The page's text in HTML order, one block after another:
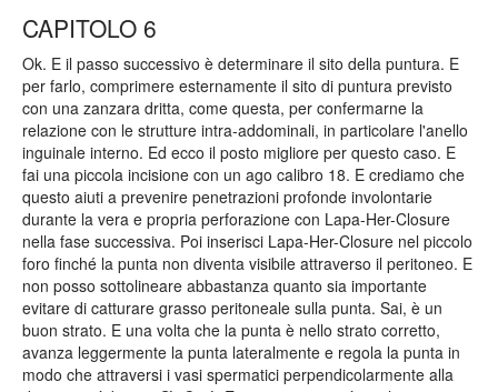
CAPITOLO 6
Ok. E il passo successivo è determinare il sito della puntura. E
per farlo, comprimere esternamente il sito di puntura previsto
con una zanzara dritta, come questa, per confermarne la
relazione con le strutture intra-addominali, in particolare l'anello
inguinale interno. Ed ecco il posto migliore per questo caso. E
fai una piccola incisione con un ago calibro 18. E crediamo che
questo aiuti a prevenire penetrazioni profonde involontarie
durante la vera e propria perforazione con Lapa-Her-Closure
nella fase successiva. Poi inserisci Lapa-Her-Closure nel piccolo
foro finché la punta non diventa visibile attraverso il peritoneo. E
non posso sottolineare abbastanza quanto sia importante
evitare di catturare grasso peritoneale sulla punta. Sai, è un
buon strato. E una volta che la punta è nello strato corretto,
avanza leggermente la punta lateralmente e regola la punta in
modo che attraversi i vasi spermatici perpendicolarmente alla